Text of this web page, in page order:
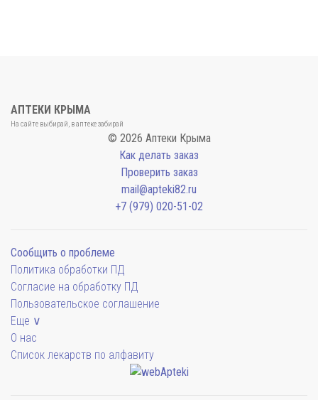
АПТЕКИ КРЫМА
На сайте выбирай, в аптеке забирай
© 2026 Аптеки Крыма
Как делать заказ
Проверить заказ
mail@apteki82.ru
+7 (979) 020-51-02
Сообщить о проблеме
Политика обработки ПД
Согласие на обработку ПД
Пользовательское соглашение
Еще ∨
О нас
Список лекарств по алфавиту